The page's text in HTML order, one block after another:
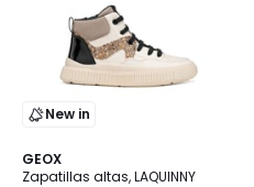
New in
GEOX
Zapatillas altas, LAQUINNY